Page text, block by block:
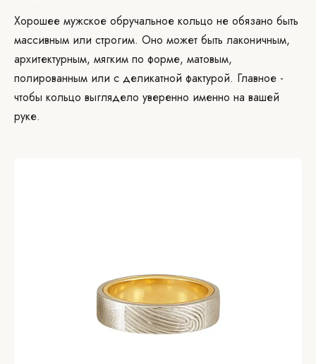
Хорошее мужское обручальное кольцо не обязано быть
массивным или строгим. Оно может быть лаконичным,
архитектурным, мягким по форме, матовым,
полированным или с деликатной фактурой. Главное -
чтобы кольцо выглядело уверенно именно на вашей
руке.